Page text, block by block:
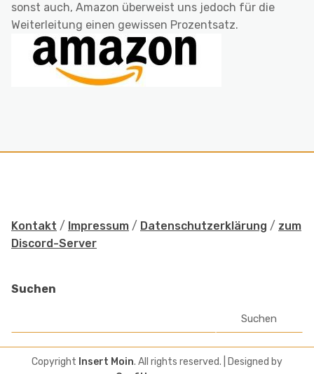
sonst auch, Amazon überweist uns jedoch für die
Weiterleitung einen gewissen Prozentsatz.
Kontakt / Impressum / Datenschutzerklärung / zum
Discord-Server
Suchen
Suchen
Copyright Insert Moin. All rights reserved.
| Designed by